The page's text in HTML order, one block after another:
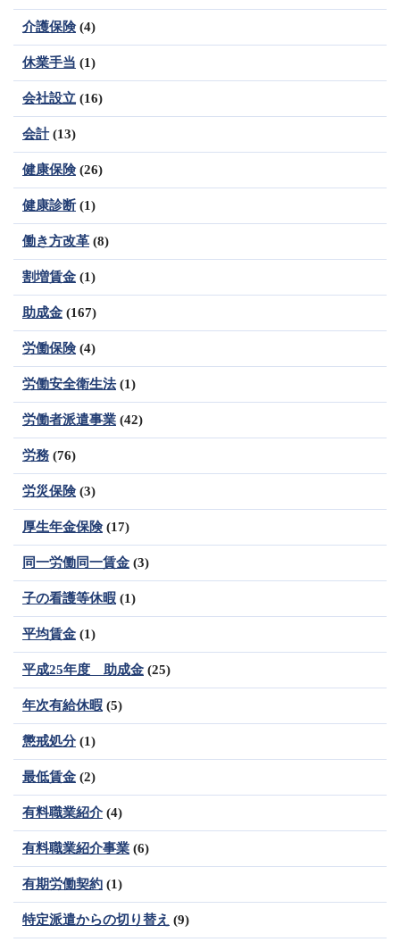
介護保険(4)
休業手当 (1)
会社設立 (16)
会計(13)
健康保険(26)
健康診断(1)
働き方改革 (8)
割増賃金 (1)
助成金 (167)
労働保険(4)
労働安全衛生法(1)
労働者派遣事業 (42)
労務 (76)
労災保険(3)
厚生年金保険(17)
同一労働同一賃金 (3)
子の看護等休暇 (1)
平均賃金 (1)
平成25年度 助成金 (25)
年次有給休暇 (5)
懲戒処分(1)
最低賃金 (2)
有料職業紹介(4)
有料職業紹介事業 (6)
有期労働契約 (1)
特定派遣からの切り替え (9)